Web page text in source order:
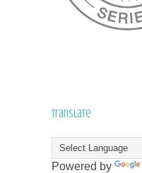
Translate
Powered by